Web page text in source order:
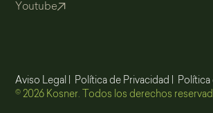
Youtube
© 2026 Kosner. Todos los derechos
Aviso Legal Política de Privacidad Política